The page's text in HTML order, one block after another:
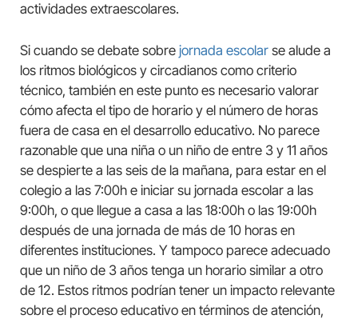
actividades extraescolares.
Si cuando se debate sobre jornada escolar se alude a
los ritmos biológicos y circadianos como criterio
técnico, también en este punto es necesario valorar
cómo afecta el tipo de horario y el número de horas
fuera de casa en el desarrollo educativo. No parece
razonable que una niña o un niño de entre 3 y 11 años
se despierte a las seis de la mañana, para estar en el
colegio a las 7:00h e iniciar su jornada escolar a las
9:00h, o que llegue a casa a las 18:00h o las 19:00h
después de una jornada de más de 10 horas en
diferentes instituciones. Y tampoco parece adecuado
que un niño de 3 años tenga un horario similar a otro
de 12. Estos ritmos podrían tener un impacto relevante
sobre el proceso educativo en términos de atención,